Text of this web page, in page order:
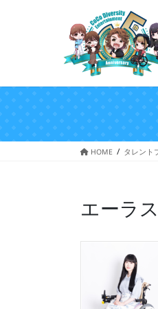
HOME タレント
エーラ